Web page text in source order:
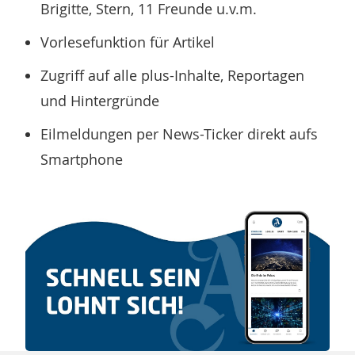
Brigitte, Stern, 11 Freunde u.v.m.
Vorlesefunktion für Artikel
Zugriff auf alle plus-Inhalte, Reportagen
und Hintergründe
Eilmeldungen per News-Ticker direkt aufs
Smartphone